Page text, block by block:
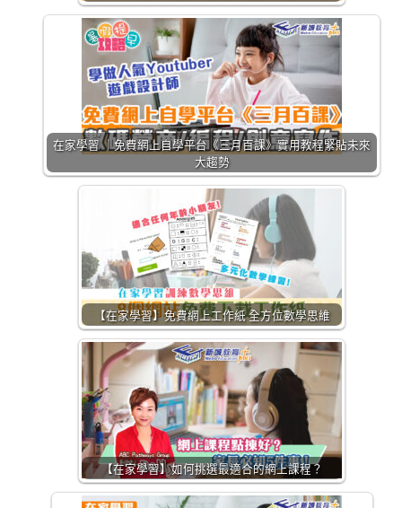
在家學習 ｜免費網上自學平台《三月百課》實用教程緊貼未來
大趨勢
【在家學習】免費網上工作紙 全方位數學思維
【在家學習】如何挑選最適合的網上課程？